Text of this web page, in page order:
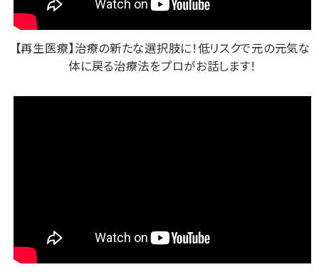
【再生医療】治療の新たな選択肢に！低リスクで元の元気な
体に戻る治療法をプロがお話します！